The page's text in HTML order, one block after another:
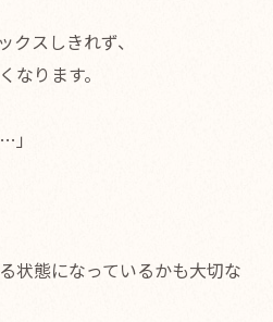
クスしきれず、
なります。
」
状態になっているかも大切な